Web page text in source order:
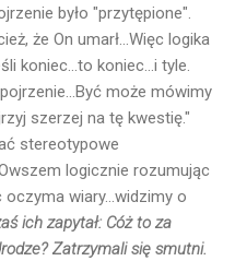
było "przytępione".
że On umarł...Więc logika
koniec...to koniec...i tyle.
może mówimy
szerzej na tę kwestię."
stereotypowe
logicznie rozumując
wiary...widzimy o
ich zapytał: Cóż to za
Zatrzymali się smutni.